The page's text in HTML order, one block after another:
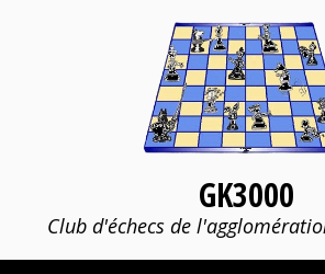
GK3000
Club d'échecs de